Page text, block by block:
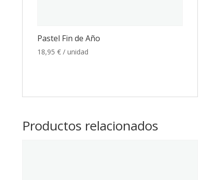
Pastel Fin de Año
18,95 € / unidad
Productos relacionados